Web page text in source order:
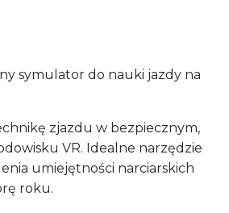
symulator do nauki jazdy na
zjazdu w bezpiecznym,
VR. Idealne narzędzie
umiejętności narciarskich
roku.